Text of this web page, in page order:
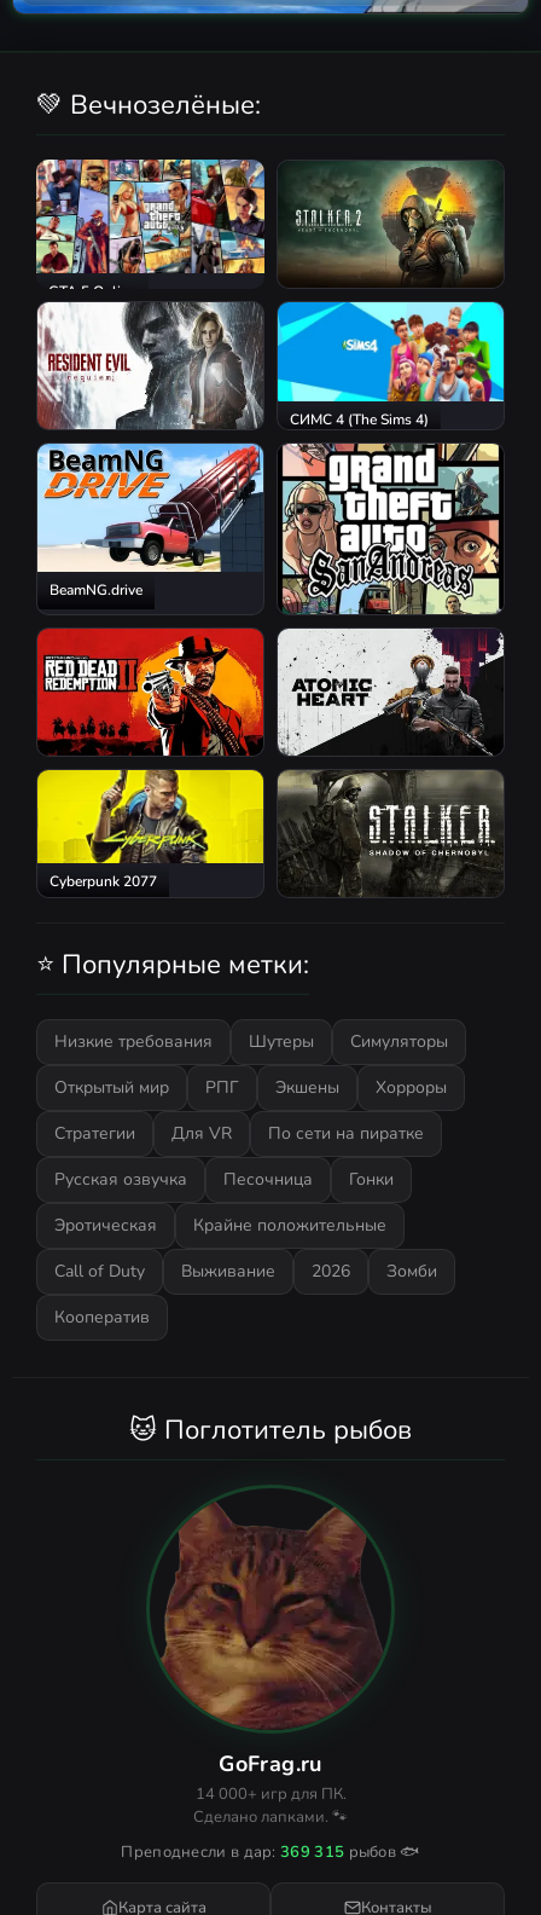
💚 Вечнозелёные:
GTA 5 Online
S.T.A.L.K.E.R. 2: Heart of
Chornobyl
Resident Evil Requiem
СИМС 4 (The Sims 4)
BeamNG.drive
GTA San Andreas
Red Dead Redemption 2 Atomic Heart
Cyberpunk 2077
⭐ Популярные метки:
Низкие требования Шутеры
Симуляторы
Открытый мир
РПГ Экшены
Хорроры
Стратегии
Для VR
По сети на пиратке
Русская озвучка
Песочница
Гонки
Эротическая
Крайне положительные
Call of Duty
Выживание 2026
Зомби
Кооператив
🐱 Поглотитель рыбов
GoFrag.ru
14 000+ игр для ПК.
Сделано лапками. 🐾
Преподнесли в дар:369 315 рыбов 🐟
Карта сайта Контакты